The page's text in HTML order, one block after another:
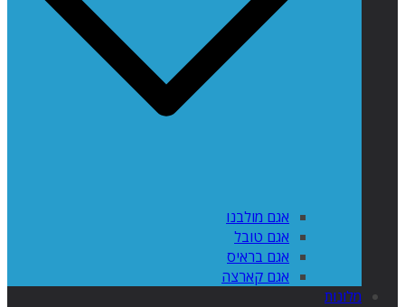
אגם מולבנו
אגם טובל
אגם בראיס
אגם קארצה
מלונות